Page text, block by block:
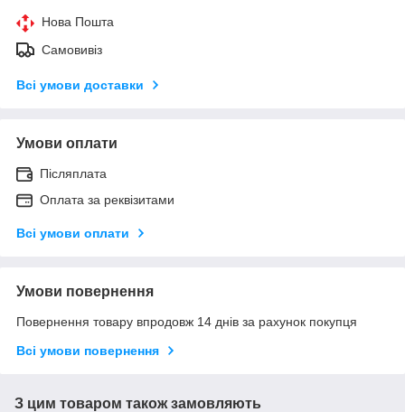
Нова Пошта
Самовивіз
Всі умови доставки
Умови оплати
Післяплата
Оплата за реквізитами
Всі умови оплати
Умови повернення
Повернення товару впродовж 14 днів за рахунок покупця
Всі умови повернення
З цим товаром також замовляють